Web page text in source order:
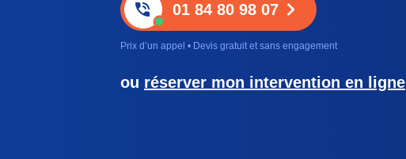
01 84 80 98 07
Prix d’un appel • Devis gratuit et sans engagement
ou réserver mon intervention en ligne